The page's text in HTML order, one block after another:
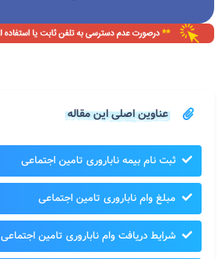
عناوین اصلی این مقاله
ثبت نام بیمه ناباروری تامین اجتماعی
مبلغ وام ناباروری تامین اجتماعی
شرایط دریافت وام ناباروری تامین اجتماعی